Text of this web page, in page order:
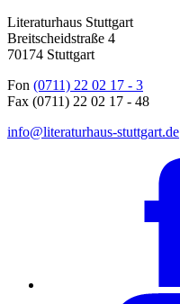
Literaturhaus Stuttgart
Breitscheidstraße 4
70174 Stuttgart
Fon (0711) 22 02 17 - 3
Fax (0711) 22 02 17 - 48
info@literaturhaus-stuttgart.de